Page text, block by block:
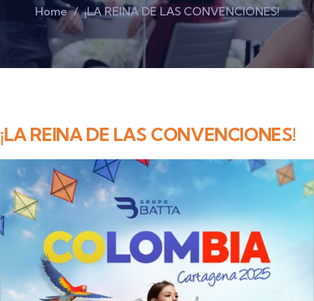
Home ¡LA REINA DE LAS CONVENCIONES!
¡LA REINA DE LAS CONVENCIONES!